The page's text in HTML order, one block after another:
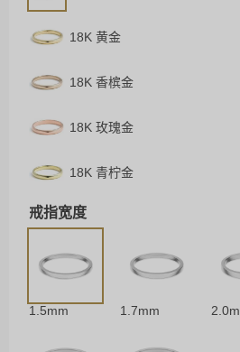
18K 黄金
18K 香槟金
18K 玫瑰金
18K 青柠金
戒指宽度
1.5mm 1.7mm